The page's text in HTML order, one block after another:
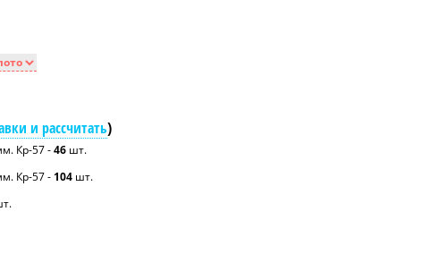
и рассчитать)
Кр-57 -46 шт.
Кр-57 - 104 шт.